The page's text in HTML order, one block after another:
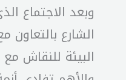
وبعد الاجتماع
الشارع
البيئة للنقاش